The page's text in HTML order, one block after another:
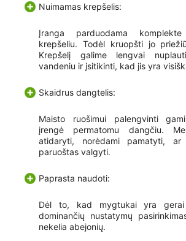
Nuimamas krepšelis:
Įranga parduodama
krepšeliu. Todėl kruopšti jo
Krepšelį galime lengvai
vandeniu ir įsitikinti, kad jis yra
Skaidrus dangtelis:
Maisto ruošimui palengvinti
įrengė permatomu dangčiu.
atidaryti, norėdami pamatyti, ar
paruoštas valgyti.
Paprasta naudoti:
Dėl to, kad mygtukai yra
dominančių nustatymų
nekelia abejonių.